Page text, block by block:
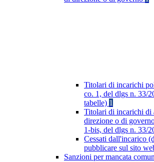
Titolari di incarichi
co. 1, del dlgs n. 33/
tabelle) 1
Titolari di incarichi di
direzione o di
1-bis, del dlgs n. 33/
Cessati dall'incarico
pubblicare sul sito
Sanzioni per mancata